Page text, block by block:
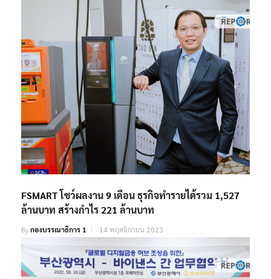
FSMART โชว์ผลงาน 9 เดือน ธุรกิจทำรายได้รวม 1,527
ล้านบาท สร้างกำไร 221 ล้านบาท
Byกองบรรณาธิการ 1 14 พฤศจิกายน 2023